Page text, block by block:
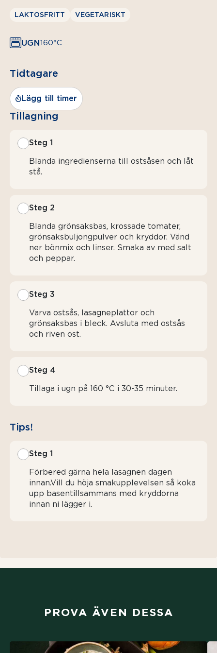
LAKTOSFRITT VEGETARISKT
UGN160°C
Tidtagare
Lägg till timer
Tillagning
Steg 1
Blanda ingredienserna till ostsåsen och låt
stå.
Steg 2
Blanda grönsaksbas, krossade tomater,
grönsaksbuljongpulver och kryddor. Vänd
ner bönmix och linser. Smaka av med salt
och peppar.
Steg 3
Varva ostsås, lasagneplattor och
grönsaksbas i bleck. Avsluta med ostsås
och riven ost.
Steg 4
Tillaga i ugn på 160 °C i 30-35 minuter.
Tips!
Steg 1
Förbered gärna hela lasagnen dagen
innan.Vill du höja smakupplevelsen så koka
upp basentillsammans med kryddorna
innan ni lägger i.
PROVA ÄVEN DESSA